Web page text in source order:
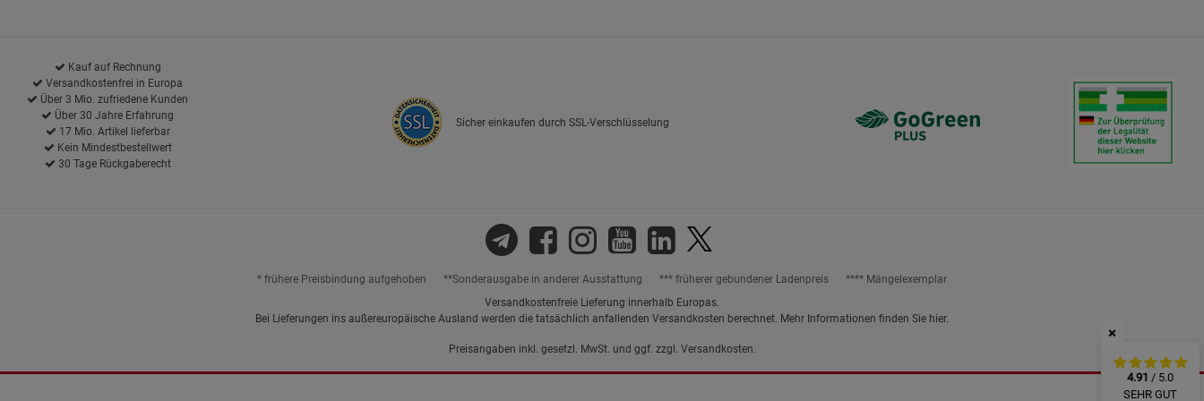
×
4.91 / 5.0
SEHR GUT
Kauf auf Rechnung
Versandkostenfrei in Europa
Über 3 Mio. zufriedene Kunden
Über 30 Jahre Erfahrung
17 Mio. Artikel lieferbar
Kein Mindestbestellwert
30 Tage Rückgaberecht
Sicher einkaufen durch SSL-Verschlüsselung
* frühere Preisbindung aufgehoben **Sonderausgabe in anderer Ausstattung *** früherer gebundener Ladenpreis
**** Mängelexemplar
Versandkostenfreie Lieferung innerhalb Europas.
Bei Lieferungen ins außereuropäische Ausland werden die tatsächlich anfallenden Versandkosten berechnet. Mehr Informationen finden Sie hier.
Preisangaben inkl. gesetzl. MwSt. und ggf. zzgl. Versandkosten.